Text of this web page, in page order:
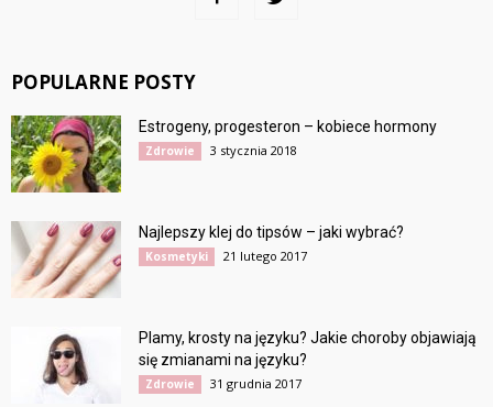
POPULARNE POSTY
Estrogeny, progesteron – kobiece hormony
Zdrowie 3 stycznia 2018
Najlepszy klej do tipsów – jaki wybrać?
Kosmetyki 21 lutego 2017
Plamy, krosty na języku? Jakie choroby objawiają
się zmianami na języku?
Zdrowie 31 grudnia 2017